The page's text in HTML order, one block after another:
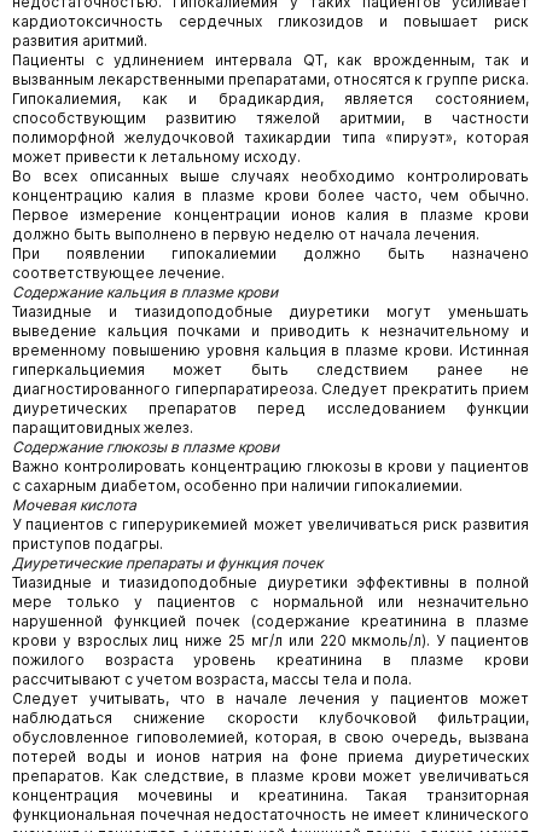
кардиотоксичность сердечных гликозидов и повышает риск
развития аритмий.
Пациенты с удлинением интервала QT, как врожденным, так и
вызванным лекарственными препаратами, относятся к группе риска.
Гипокалиемия, как и брадикардия, является состоянием,
способствующим развитию тяжелой аритмии, в частности
полиморфной желудочковой тахикардии типа «пируэт», которая
может привести к летальному исходу.
Во всех описанных выше случаях необходимо контролировать
концентрацию калия в плазме крови более часто, чем обычно.
Первое измерение концентрации ионов калия в плазме крови
должно быть выполнено в первую неделю от начала лечения.
При появлении гипокалиемии должно быть назначено
соответствующее лечение.
Содержание кальция в плазме крови
Тиазидные и тиазидоподобные диуретики могут уменьшать
выведение кальция почками и приводить к незначительному и
временному повышению уровня кальция в плазме крови. Истинная
гиперкальциемия может быть следствием ранее не
диагностированного гиперпаратиреоза. Следует прекратить прием
диуретических препаратов перед исследованием функции
паращитовидных желез.
Содержание глюкозы в плазме крови
Важно контролировать концентрацию глюкозы в крови у пациентов
с сахарным диабетом, особенно при наличии гипокалиемии.
Мочевая кислота
У пациентов с гиперурикемией может увеличиваться риск развития
приступов подагры.
Диуретические препараты и функция почек
Тиазидные и тиазидоподобные диуретики эффективны в полной
мере только у пациентов с нормальной или незначительно
нарушенной функцией почек (содержание креатинина в плазме
крови у взрослых лиц ниже 25 мг/л или 220 мкмоль/л). У пациентов
пожилого возраста уровень креатинина в плазме крови
рассчитывают с учетом возраста, массы тела и пола.
Следует учитывать, что в начале лечения у пациентов может
наблюдаться снижение скорости клубочковой фильтрации,
обусловленное гиповолемией, которая, в свою очередь, вызвана
потерей воды и ионов натрия на фоне приема диуретических
препаратов. Как следствие, в плазме крови может увеличиваться
концентрация мочевины и креатинина. Такая транзиторная
функциональная почечная недостаточность не имеет клинического